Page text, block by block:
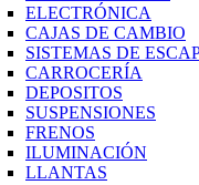
ELECTRÓNICA
CAJAS DE CAMBIO
SISTEMAS DE
CARROCERÍA
DEPOSITOS
SUSPENSIONES
FRENOS
ILUMINACIÓN
LLANTAS